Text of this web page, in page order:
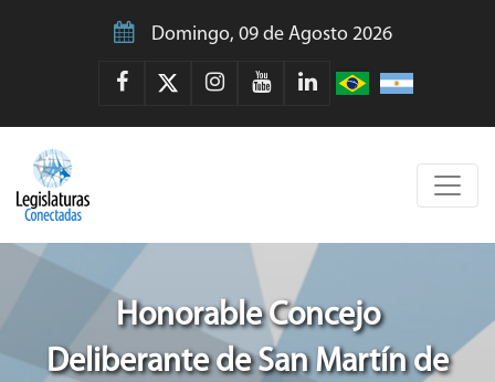
Domingo, 09 de Agosto 2026
Honorable Concejo
Deliberante de San Martín de